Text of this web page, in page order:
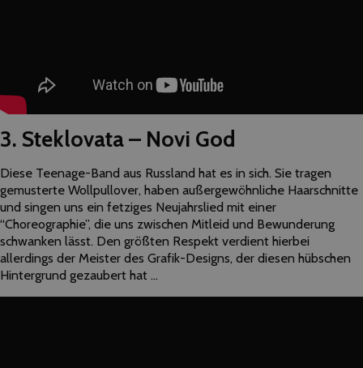
3. Steklovata – Novi God
Diese Teenage-Band aus Russland hat es in sich. Sie tragen
gemusterte Wollpullover, haben außergewöhnliche Haarschnitte
und singen uns ein fetziges Neujahrslied mit einer
“Choreographie”, die uns zwischen Mitleid und Bewunderung
schwanken lässt. Den größten Respekt verdient hierbei
allerdings der Meister des Grafik-Designs, der diesen hübschen
Hintergrund gezaubert hat …